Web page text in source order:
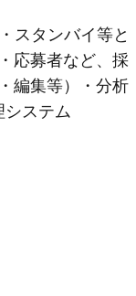
スタンバイ等と
応募者など、採
編集等）・分析
ステム